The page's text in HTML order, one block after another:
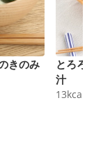
きのみ
とろろ
汁
13kcal